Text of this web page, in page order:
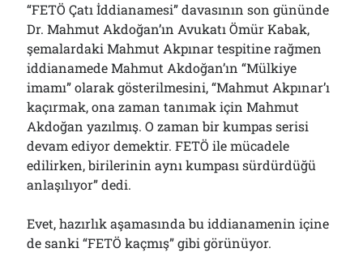
“FETÖ Çatı İddianamesi” davasının son gününde
Dr. Mahmut Akdoğan’ın Avukatı Ömür Kabak,
şemalardaki Mahmut Akpınar tespitine rağmen
iddianamede Mahmut Akdoğan’ın “Mülkiye
imamı” olarak gösterilmesini, “Mahmut Akpınar’ı
kaçırmak, ona zaman tanımak için Mahmut
Akdoğan yazılmış. O zaman bir kumpas serisi
devam ediyor demektir. FETÖ ile mücadele
edilirken, birilerinin aynı kumpası sürdürdüğü
anlaşılıyor” dedi.
Evet, hazırlık aşamasında bu iddianamenin içine
de sanki “FETÖ kaçmış” gibi görünüyor.